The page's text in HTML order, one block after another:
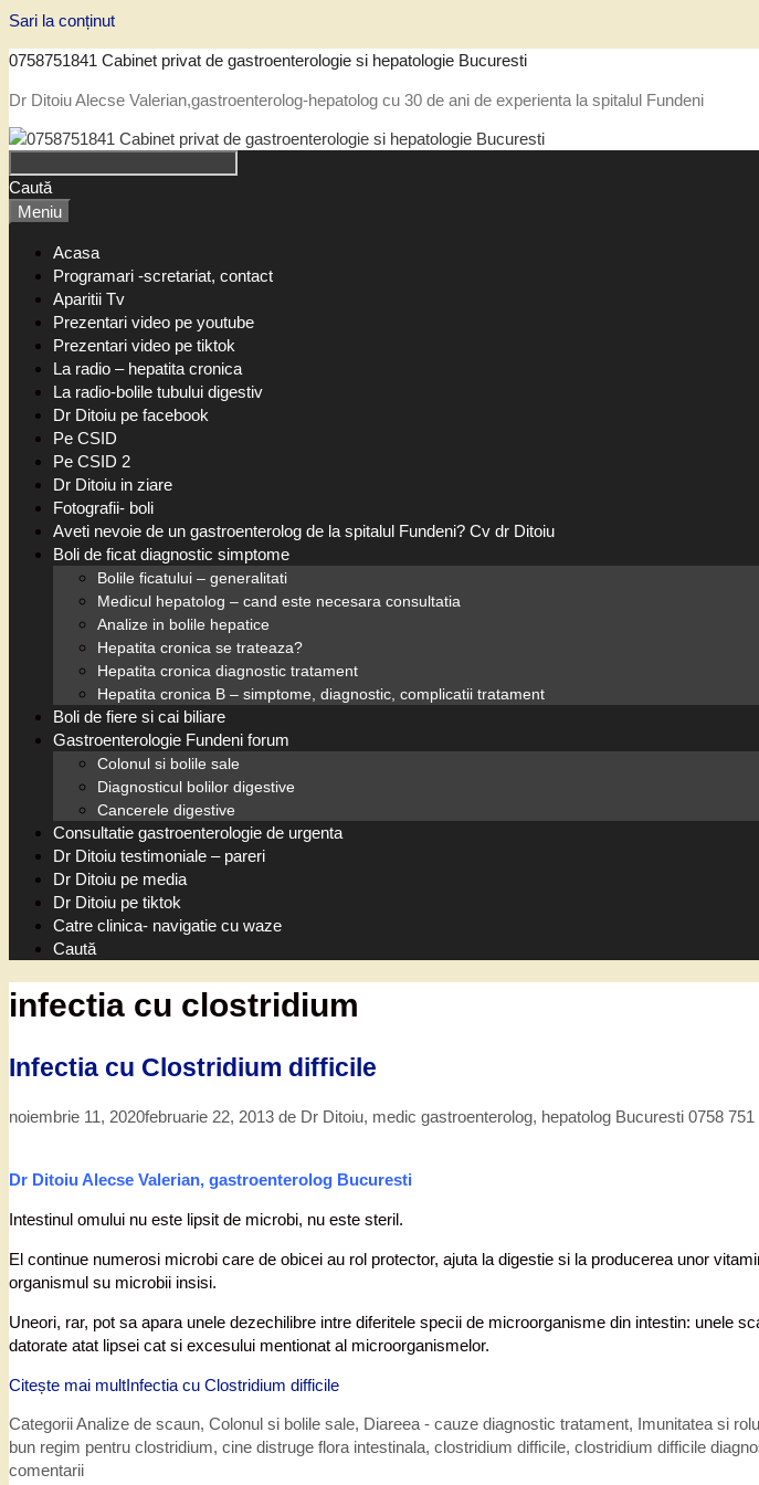
Sari la conținut
0758751841 Cabinet privat de gastroenterologie si hepatologie Bucuresti
Dr Ditoiu Alecse Valerian,gastroenterolog-hepatolog cu 30 de ani de experienta la spitalul Fundeni
Caută
Meniu
Acasa
Programari -scretariat, contact
Aparitii Tv
Prezentari video pe youtube
Prezentari video pe tiktok
La radio – hepatita cronica
La radio-bolile tubului digestiv
Dr Ditoiu pe facebook
Pe CSID
Pe CSID 2
Dr Ditoiu in ziare
Fotografii- boli
Aveti nevoie de un gastroenterolog de la spitalul Fundeni? Cv dr Ditoiu
Boli de ficat diagnostic simptome
Bolile ficatului – generalitati
Medicul hepatolog – cand este necesara consultatia
Analize in bolile hepatice
Hepatita cronica se trateaza?
Hepatita cronica diagnostic tratament
Hepatita cronica B – simptome, diagnostic, complicatii tratament
Boli de fiere si cai biliare
Gastroenterologie Fundeni forum
Colonul si bolile sale
Diagnosticul bolilor digestive
Cancerele digestive
Consultatie gastroenterologie de urgenta
Dr Ditoiu testimoniale – pareri
Dr Ditoiu pe media
Dr Ditoiu pe tiktok
Catre clinica- navigatie cu waze
Caută
infectia cu clostridium
Infectia cu Clostridium difficile
noiembrie 11, 2020februarie 22, 2013 de Dr Ditoiu, medic gastroenterolog, hepatolog Bucuresti 0758 751
Dr Ditoiu Alecse Valerian, gastroenterolog Bucuresti
Intestinul omului nu este lipsit de microbi, nu este steril.
El continue numerosi microbi care de obicei au rol protector, ajuta la digestie si la producerea unor
organismul su microbii insisi.
Uneori, rar, pot sa apara unele dezechilibre intre diferitele specii de microorganisme din intestin: unele
datorate atat lipsei cat si excesului mentionat al microorganismelor.
Citește mai multInfectia cu Clostridium difficile
CategoriiAnalize de scaun, Colonul si bolile sale, Diareea - cauze diagnostic tratament, Imunitatea si
bun regim pentru clostridium, cine distruge flora intestinala, clostridium difficile, clostridium difficile
comentarii